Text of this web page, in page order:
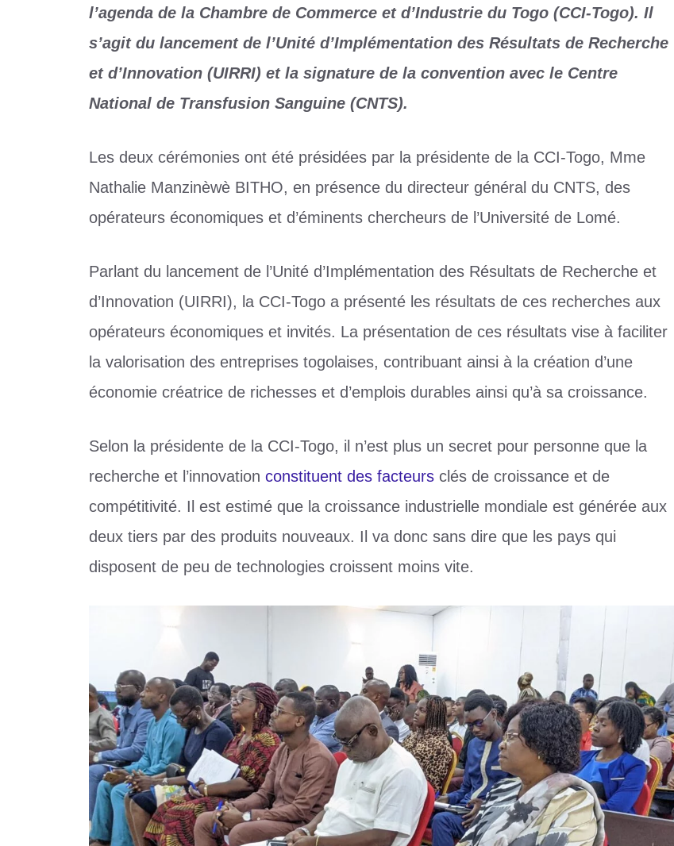
l’agenda de la Chambre de Commerce et d’Industrie du Togo (CCI-Togo). Il
s’agit du lancement de l’Unité d’Implémentation des Résultats de Recherche
et d’Innovation (UIRRI) et la signature de la convention avec le Centre
National de Transfusion Sanguine (CNTS).
Les deux cérémonies ont été présidées par la présidente de la CCI-Togo, Mme
Nathalie Manzinèwè BITHO, en présence du directeur général du CNTS, des
opérateurs économiques et d’éminents chercheurs de l’Université de Lomé.
Parlant du lancement de l’Unité d’Implémentation des Résultats de Recherche et
d’Innovation (UIRRI), la CCI-Togo a présenté les résultats de ces recherches aux
opérateurs économiques et invités. La présentation de ces résultats vise à faciliter
la valorisation des entreprises togolaises, contribuant ainsi à la création d’une
économie créatrice de richesses et d’emplois durables ainsi qu’à sa croissance.
Selon la présidente de la CCI-Togo, il n’est plus un secret pour personne que la
recherche et l’innovation constituent des facteurs clés de croissance et de
compétitivité. Il est estimé que la croissance industrielle mondiale est générée aux
deux tiers par des produits nouveaux. Il va donc sans dire que les pays qui
disposent de peu de technologies croissent moins vite.